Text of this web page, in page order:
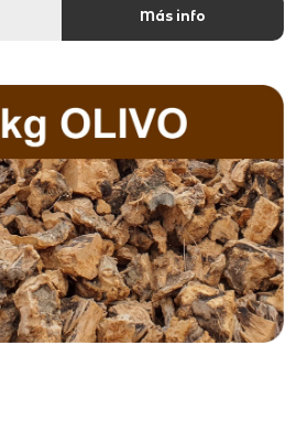
Más info